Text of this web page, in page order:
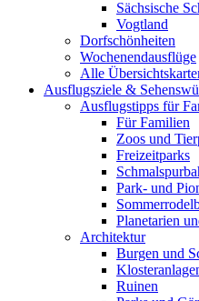
Sächsische
Vogtland
Dorfschönheiten
Wochenendausflüge
Alle
Ausflugsziele &
Ausflugstipps für
Für Familien
Zoos und
Freizeitparks
Park- und
Planetarien
Architektur
Burgen und
Ruinen